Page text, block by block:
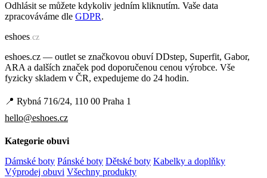
Odhlásit se můžete kdykoliv jedním kliknutím. Vaše data
zpracováváme dle GDPR.
eshoes.cz
eshoes.cz — outlet se značkovou obuví DDstep, Superfit, Gabor,
ARA a dalších značek pod doporučenou cenou výrobce. Vše
fyzicky skladem v ČR, expedujeme do 24 hodin.
📍 Rybná 716/24, 110 00 Praha 1
hello@eshoes.cz
Kategorie obuvi
Dámské boty Pánské boty Dětské boty Kabelky a doplňky
Výprodej obuvi Všechny produkty